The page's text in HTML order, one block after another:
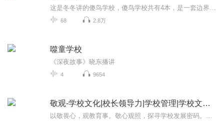
68 2.8万
噬童学校
《深夜故事》晓东播讲
4 9654
敬观-学校文化|校长领导力|学校管理|学校文化设计